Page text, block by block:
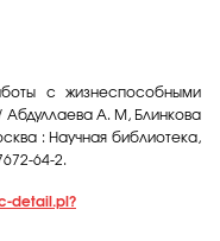
с жизнеспособными
Абдуллаева А. М, Блинкова
: Научная библиотека,
64-2.
detail.pl?